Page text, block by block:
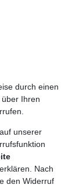
durch einen
Ihren
unserer
Nach
den Widerruf